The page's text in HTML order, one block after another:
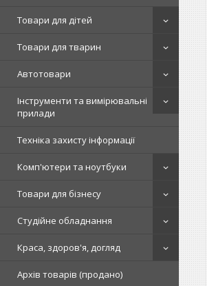
Товари для дітей
Товари для тварин
Автотовари
Інструменти та вимірювальні
прилади
Техніка захисту інформації
Комп'ютери та ноутбуки
Товари для бізнесу
Студійне обладнання
Краса, здоров'я, догляд
Архів товарів (продано)